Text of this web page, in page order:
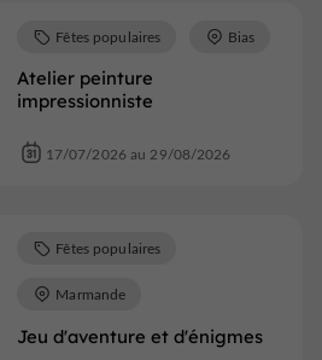
Atelier peinture
impressionniste
Fêtes populaires Bias
17/07/2026 au 29/08/2026
Jeu d'aventure et d'énigmes
Fêtes populaires
Marmande